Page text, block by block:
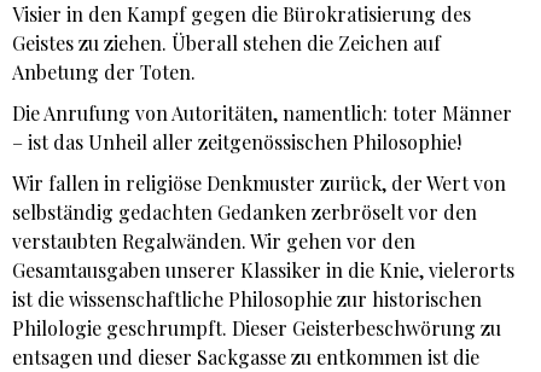
Visier in den Kampf gegen die Bürokratisierung des
Geistes zu ziehen. Überall stehen die Zeichen auf
Anbetung der Toten.
Die Anrufung von Autoritäten, namentlich: toter Männer
– ist das Unheil aller zeitgenössischen Philosophie!
Wir fallen in religiöse Denkmuster zurück, der Wert von
selbständig gedachten Gedanken zerbröselt vor den
verstaubten Regalwänden. Wir gehen vor den
Gesamtausgaben unserer Klassiker in die Knie, vielerorts
ist die wissenschaftliche Philosophie zur historischen
Philologie geschrumpft. Dieser Geisterbeschwörung zu
entsagen und dieser Sackgasse zu entkommen ist die